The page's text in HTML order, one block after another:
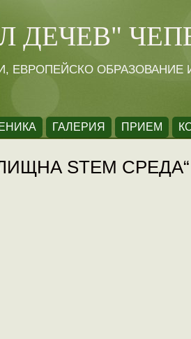
ЕВРОПЕЙСКО ОБРАЗОВАНИЕ
ДЕЧЕВ"
ГАЛЕРИЯ ПРИЕМ
STEM СРЕДА“